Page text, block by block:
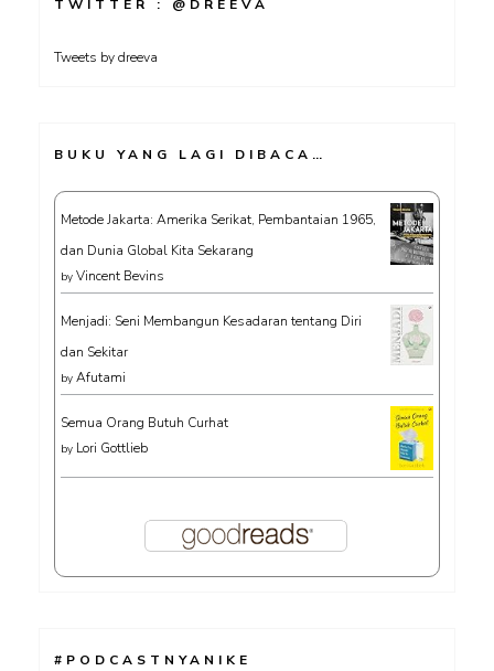
TWITTER : @DREEVA
Tweets by dreeva
BUKU YANG LAGI DIBACA…
Metode Jakarta: Amerika Serikat, Pembantaian 1965,
dan Dunia Global Kita Sekarang
by Vincent Bevins
Menjadi: Seni Membangun Kesadaran tentang Diri
dan Sekitar
by Afutami
Semua Orang Butuh Curhat
by Lori Gottlieb
#PODCASTNYANIKE